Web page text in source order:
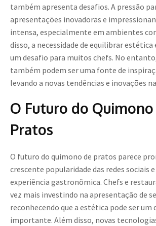
também apresenta desafios. A pressão
apresentações inovadoras e
intensa, especialmente em ambientes
disso, a necessidade de equilibrar estética
um desafio para muitos chefs. No
também podem ser uma fonte de
levando a novas tendências e inovações
O Futuro do
Pratos
O futuro do quimono de pratos parece
crescente popularidade das redes sociais
experiência gastronômica. Chefs e
vez mais investindo na apresentação de
reconhecendo que a estética pode ser um
importante. Além disso, novas